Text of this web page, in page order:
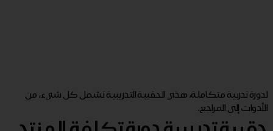
لدورة تدربية متكاملة، هذي الحقيبة التدريبية تشمل كل شيء، من
الأدوات إلى المراجع.